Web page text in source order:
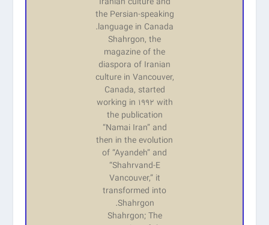
the Persian-speaking
language in Canada.
Shahrgon, the
magazine of the
diaspora of Iranian
culture in Vancouver,
Canada, started
working in 1992 with
the publication
“Namai Iran” and
then in the evolution
of “Ayandeh” and
“Shahrvand-E
Vancouver,” it
transformed into
Shahrgon.
Shahrgon; The